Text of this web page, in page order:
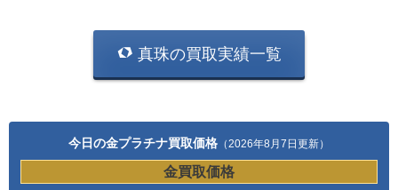
真珠の買取実績一覧
今日の金プラチナ買取価格 （2026年8月7日更新）
金買取価格